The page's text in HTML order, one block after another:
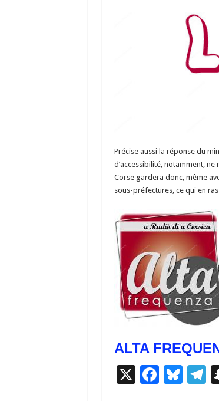
Précise aussi la réponse du
d’accessibilité, notamment,
Corse gardera donc, même
sous-préfectures, ce qui en
ALTA
X
F
Bl
T